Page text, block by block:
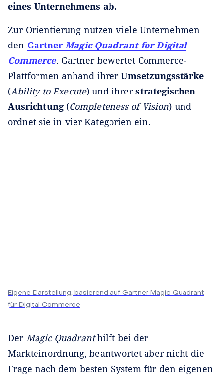
eines Unternehmens ab.
Zur Orientierung nutzen viele Unternehmen
den GartnerMagic Quadrant for Digital
Commerce. Gartner bewertet Commerce-
Plattformen anhand ihrerUmsetzungsstärke
(Ability to Execute) und ihrerstrategischen
Ausrichtung(Completeness of Vision) und
ordnet sie in vier Kategorien ein.
Eigene Darstellung, basierend auf Gartner Magic Quadrant
für Digital Commerce
Der Magic Quadranthilft bei der
Markteinordnung, beantwortet aber nicht die
Frage nach dem besten System für den eigenen